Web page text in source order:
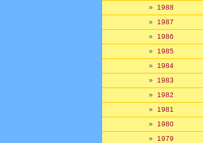
» 1988
» 1987
» 1986
» 1985
» 1984
» 1983
» 1982
» 1981
» 1980
» 1979